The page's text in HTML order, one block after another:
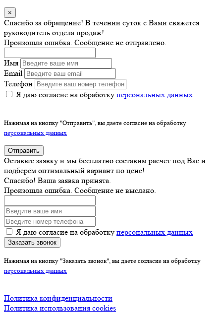
×
Спасибо за обращение! В течении суток с Вами свяжется
руководитель отдела продаж!
Произошла ошибка. Сообщение не отправлено.
Имя
Email
Телефон
Я даю согласие на обработку персональных данных
Нажимая на кнопку "Отправить", вы даете согласие на обработку
персональных данных
Отправить
Оставьте заявку и мы бесплатно составим расчет под Вас и
подберём оптимальный вариант по цене!
Спасибо! Ваша заявка принята.
Произошла ошибка. Сообщение не выслано.
Я даю согласие на обработку персональных данных
Заказать звонок
Нажимая на кнопку "Заказать звонок", вы даете согласие на обработку
персональных данных
Политика конфиденциальности
Политика использования cookies